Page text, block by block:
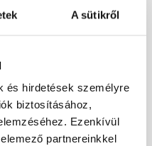
A sütikről
és hirdetések személyre
biztosításához,
Ezenkívül
partnereinkkel
vékonyvakolat, kapart 1,5
1 631 Ft / kg
Megnézem